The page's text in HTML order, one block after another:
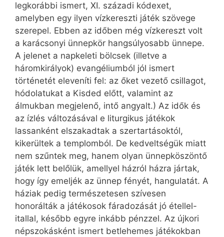
legkorábbi ismert, XI. századi kódexet,
amelyben egy ilyen vízkereszti játék szövege
szerepel. Ebben az időben még vízkereszt volt
a karácsonyi ünnepkör hangsúlyosabb ünnepe.
A jelenet a napkeleti bölcsek (illetve a
háromkirályok) evangéliumból jól ismert
történetét eleveníti fel: az őket vezető csillagot,
hódolatukat a Kisded előtt, valamint az
álmukban megjelenő, intő angyalt.) Az idők és
az ízlés változásával e liturgikus játékok
lassanként elszakadtak a szertartásoktól,
kikerültek a templomból. De kedveltségük miatt
nem szűntek meg, hanem olyan ünnepköszöntő
játék lett belőlük, amellyel házról házra jártak,
hogy így emeljék az ünnep fényét, hangulatát. A
háziak pedig természetesen szívesen
honorálták a játékosok fáradozását jó étellel-
itallal, később egyre inkább pénzzel. Az újkori
népszokásként ismert betlehemes játékokban